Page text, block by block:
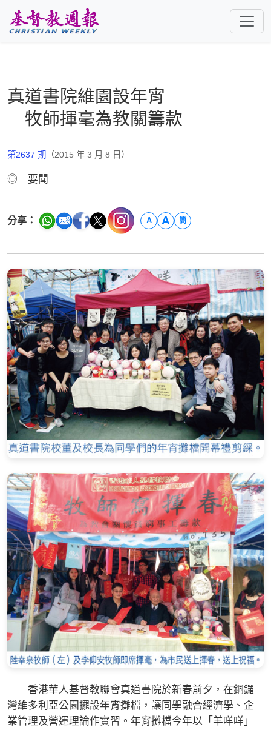
真道書院維園設年宵
牧師揮毫為教關籌款
第2637 期 （2015 年 3 月 8 日）
◎ 要聞
分享： A A 簡
香港華人基督教聯會真道書院於新春前夕，在銅鑼
灣維多利亞公園擺設年宵攤檔，讓同學融合經濟學、企
業管理及營運理論作實習。年宵攤檔今年以「羊咩咩」